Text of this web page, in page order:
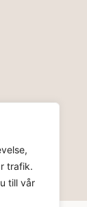
trafik.
till vår